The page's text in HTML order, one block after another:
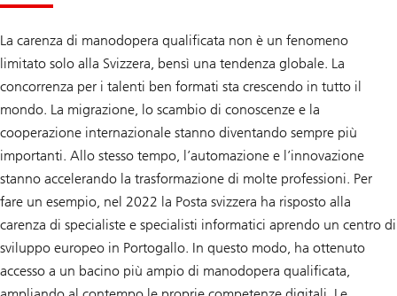
La carenza di manodopera qualificata non è un fenomeno
limitato solo alla Svizzera, bensì una tendenza globale. La
concorrenza per i talenti ben formati sta crescendo in tutto il
mondo. La migrazione, lo scambio di conoscenze e la
cooperazione internazionale stanno diventando sempre più
importanti. Allo stesso tempo, l’automazione e l’innovazione
stanno accelerando la trasformazione di molte professioni. Per
fare un esempio, nel 2022 la Posta svizzera ha risposto alla
carenza di specialiste e specialisti informatici aprendo un centro di
sviluppo europeo in Portogallo. In questo modo, ha ottenuto
accesso a un bacino più ampio di manodopera qualificata,